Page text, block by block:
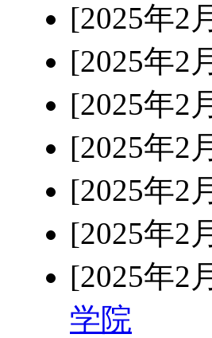
[2025年2
[2025年2
[2025年2
[2025年2
[2025年2
[2025年2
[2025年2
学院